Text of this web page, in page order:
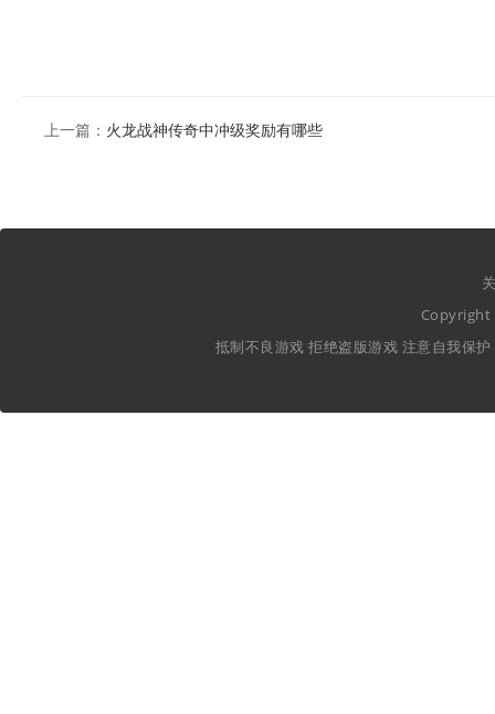
上一篇： 火龙战神传奇中冲级奖励有哪些
Copyright
抵制不良游戏 拒绝盗版游戏 注意自我保